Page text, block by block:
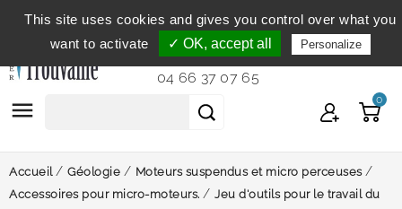
Service clientèle
du lundi au vendredi de 9h à 12h et
de 14h à 18h...
04 66 37 07 65
 0
Accueil Géologie
Moteurs suspendus et micro perceuses
Accessoires pour micro-moteurs.
Jeu d'outils pour le travail du
This site uses cookies and gives you control over what you
want to activate
✓ OK, accept all Personalize